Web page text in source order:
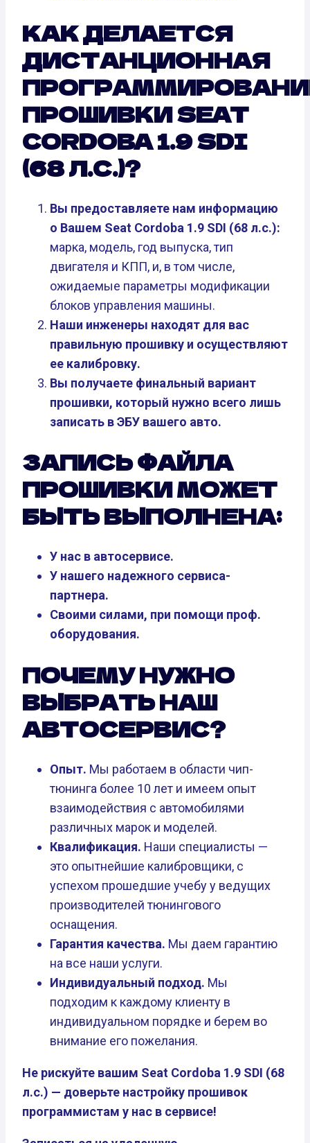
КАК ДЕЛАЕТСЯ
ДИСТАНЦИОННАЯ
ПРОШИВКИ SEAT
CORDOBA 1.9 SDI
(68 Л.С.)?
Вы предоставляете нам информацию
о Вашем Seat Cordoba 1.9 SDI (68 л.с.):
марка, модель, год выпуска, тип
двигателя и КПП, и, в том числе,
ожидаемые параметры модификации
блоков управления машины.
Наши инженеры находят для вас
правильную прошивку и осуществляют
ее калибровку.
Вы получаете финальный вариант
прошивки, который нужно всего лишь
записать в ЭБУ вашего авто.
ЗАПИСЬ ФАЙЛА
ПРОШИВКИ МОЖЕТ
БЫТЬ ВЫПОЛНЕНА:
У нас в автосервисе.
У нашего надежного сервиса-
партнера.
Своими силами, при помощи проф.
оборудования.
ПОЧЕМУ НУЖНО
ВЫБРАТЬ НАШ
АВТОСЕРВИС?
Опыт. Мы работаем в области чип-
тюнинга более 10 лет и имеем опыт
взаимодействия с автомобилями
различных марок и моделей.
Квалификация. Наши специалисты —
это опытнейшие калибровщики, с
успехом прошедшие учебу у ведущих
производителей тюнингового
оснащения.
Гарантия качества. Мы даем гарантию
на все наши услуги.
Индивидуальный подход. Мы
подходим к каждому клиенту в
индивидуальном порядке и берем во
внимание его пожелания.
Не рискуйте вашим Seat Cordoba 1.9 SDI (68
л.с.) — доверьте настройку прошивок
программистам у нас в сервисе!